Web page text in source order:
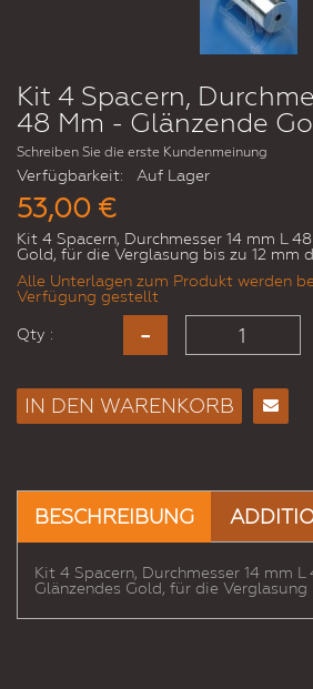
Kit 4 Spacern,
48 Mm - Glänzende
Schreiben Sie die erste Kundenmeinung
Verfügbarkeit: Auf Lager
53,00 €
Kit 4 Spacern, Durchmesser 14 mm L
Gold, für die Verglasung bis zu 12 mm
Alle Unterlagen zum Produkt werden
Verfügung gestellt
Qty :
IN DEN WARENKORB
Freund
BESCHREIBUNG
Kit 4 Spacern, Durchmesser 14 mm
Glänzendes Gold, für die Verglasung